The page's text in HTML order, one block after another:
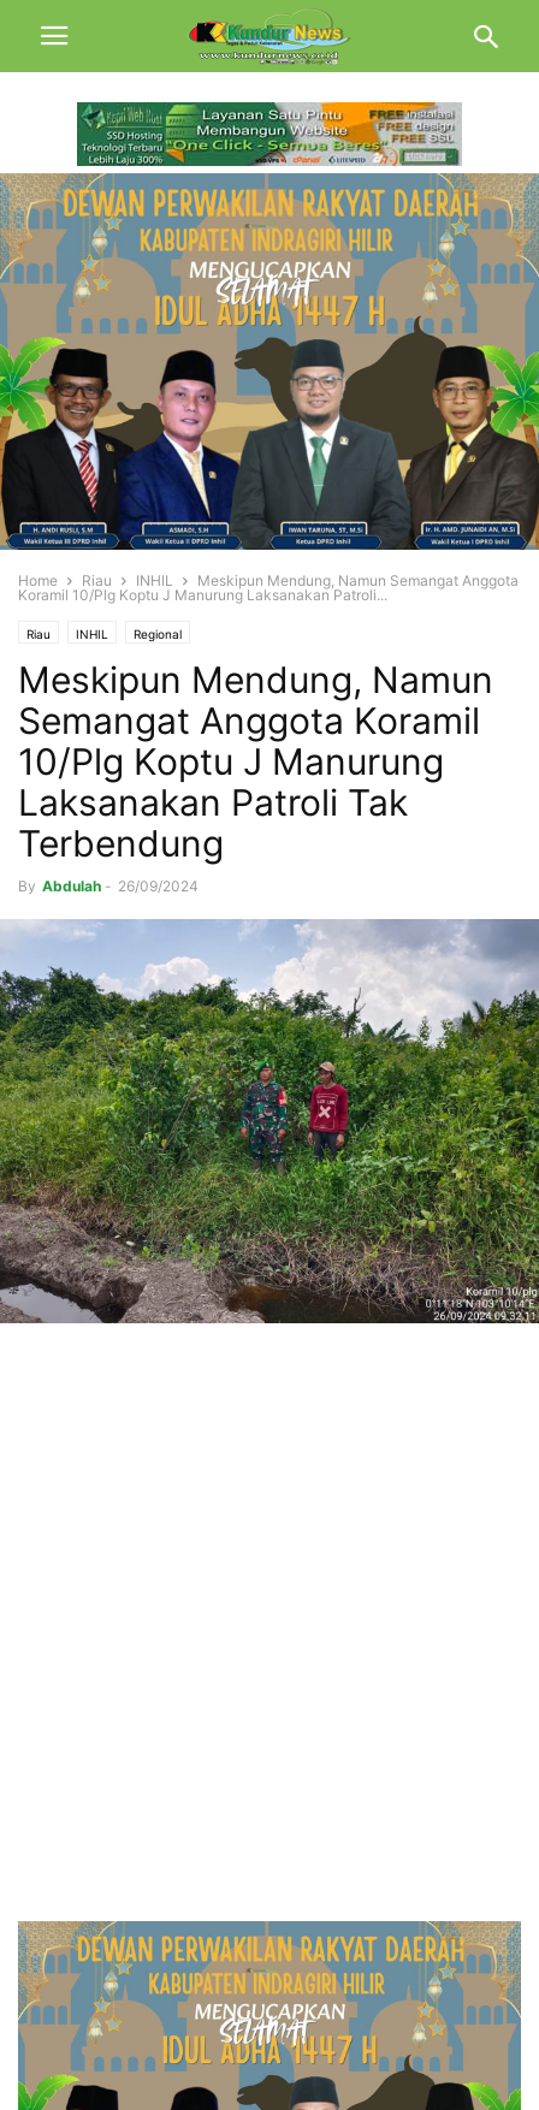
Home Riau INHIL
Meskipun Mendung, Namun Semangat Anggota
Koramil 10/Plg Koptu J Manurung Laksanakan Patroli...
Riau INHIL Regional
Meskipun Mendung, Namun
Semangat Anggota Koramil
10/Plg Koptu J Manurung
Laksanakan Patroli Tak
Terbendung
By Abdulah - 26/09/2024